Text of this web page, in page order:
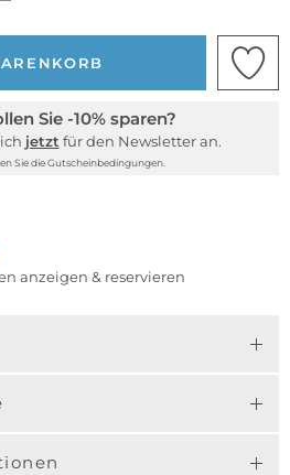
Sie -10% sparen?
jetzt für den Newsletter an.
Sie die Gutscheinbedingungen.
anzeigen & reservieren